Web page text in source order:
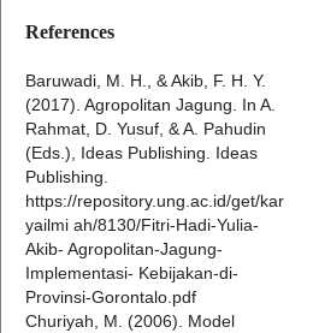
References
Baruwadi, M. H., & Akib, F. H. Y.
(2017). Agropolitan Jagung. In A.
Rahmat, D. Yusuf, & A. Pahudin
(Eds.), Ideas Publishing. Ideas
Publishing.
https://repository.ung.ac.id/get/kar
yailmi ah/8130/Fitri-Hadi-Yulia-
Akib- Agropolitan-Jagung-
Implementasi- Kebijakan-di-
Provinsi-Gorontalo.pdf
Churiyah, M. (2006). Model